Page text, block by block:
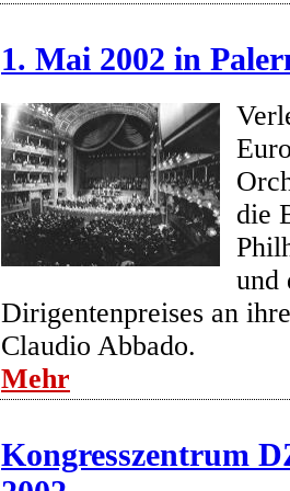
1. Mai 2002 in
die
und
Dirigentenpreises an
Claudio Abbado.
Mehr
Kongresszentrum